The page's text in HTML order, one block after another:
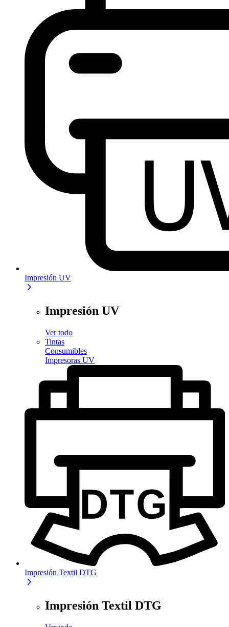
Impresión UV
Impresión UV
Ver todo
Tintas
Consumibles
Impresoras UV
Impresión Textil DTG
Impresión Textil DTG